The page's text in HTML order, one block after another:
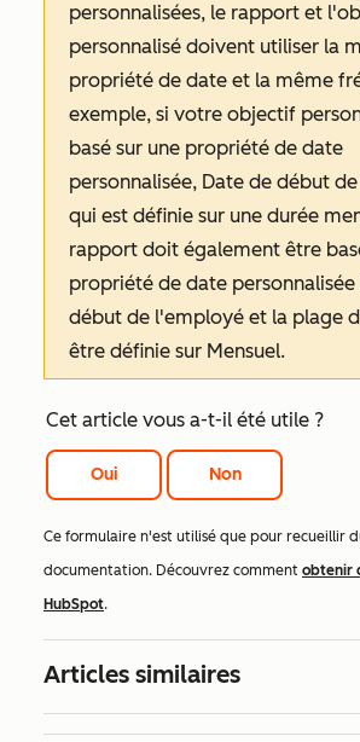
personnalisées, le rapport et
personnalisé doivent utiliser la
propriété de date et la même
exemple, si votre objectif
basé sur une propriété de date
personnalisée, Date de début
qui est définie sur une durée
rapport doit également être
propriété de date personnalisée
début de l'employé et la plage
être définie sur Mensuel.
Cet article vous a-t-il été utile ?
Oui Non
Ce formulaire n'est utilisé que pour recueillir
documentation. Découvrez comment obtenir
HubSpot.
Articles similaires